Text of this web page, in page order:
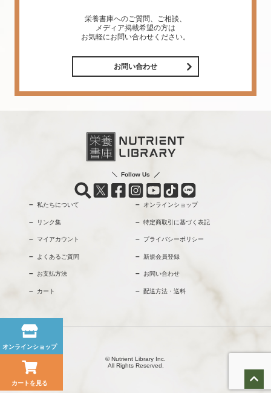
オンラインショップ
カートを見る
栄養書庫へのご質問、ご相談、
メディア掲載希望の方は
お気軽にお問い合わせください。
お問い合わせ
Follow Us
私たちについて オンラインショップ
リンク集 特定商取引に基づく表記
マイアカウント プライバシーポリシー
よくあるご質問 新規会員登録
お支払方法 お問い合わせ
カート 配送方法・送料
© Nutrient Library Inc.
All Rights Reserved.